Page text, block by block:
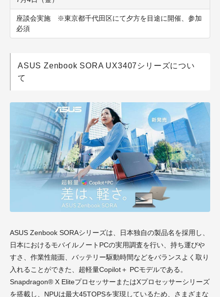
座談会実施 ※東京都千代田区にて夕方を目途に開催、参加
必須
ASUS Zenbook SORA UX3407シリーズについ
て
ASUS Zenbook SORAシリーズは、日本独自の製品名を採用し、
日本におけるモバイルノートPCの実用調査を行い、持ち運びや
すさ、作業性能面、バッテリー駆動時間などをバランスよく取り
入れることができた、超軽量Copilot＋ PCモデルである。
Snapdragon® X EliteプロセッサーまたはXプロセッサーシリーズ
を搭載し、NPUは最大45TOPSを実現しているため、さまざまな